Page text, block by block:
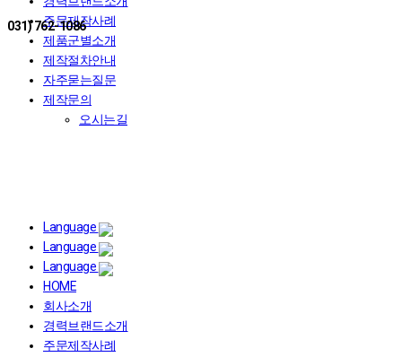
031) 762-1086
주문제작사례
제품군별소개
제작절차안내
자주묻는질문
제작문의
오시는길
Language
Language
Language
HOME
회사소개
경력브랜드소개
주문제작사례